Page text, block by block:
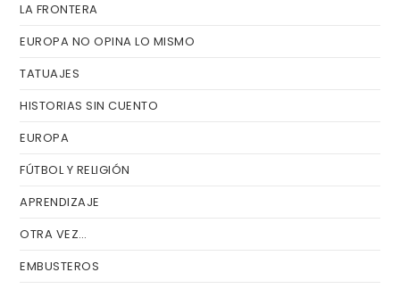
LA FRONTERA
EUROPA NO OPINA LO MISMO
TATUAJES
HISTORIAS SIN CUENTO
EUROPA
FÚTBOL Y RELIGIÓN
APRENDIZAJE
OTRA VEZ…
EMBUSTEROS